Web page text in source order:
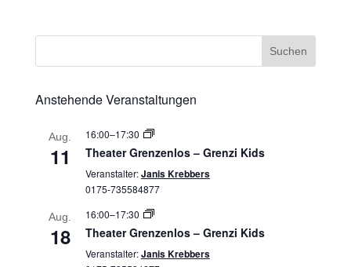
Anstehende Veranstaltungen
Aug.
11
16:00–17:30
Theater Grenzenlos – Grenzi Kids
Veranstalter:Janis Krebbers
0175-735584877
Aug.
18
16:00–17:30
Theater Grenzenlos – Grenzi Kids
Veranstalter:Janis Krebbers